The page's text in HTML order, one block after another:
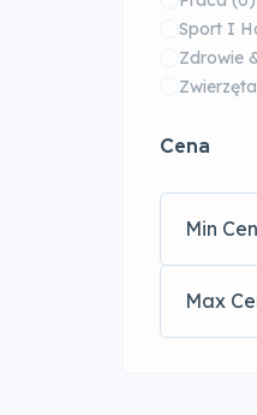
Sport I
Zdrowie
Zwierzęta
Cena